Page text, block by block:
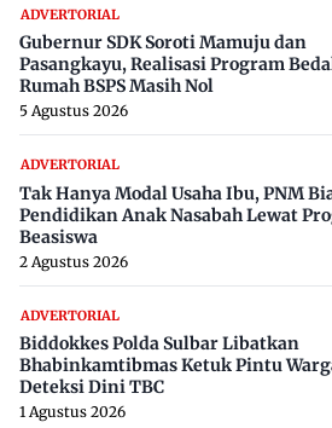
ADVERTORIAL
Gubernur SDK Soroti Mamuju dan
Pasangkayu, Realisasi Program
Rumah BSPS Masih Nol
5 Agustus 2026
ADVERTORIAL
Tak Hanya Modal Usaha Ibu, PNM
Pendidikan Anak Nasabah Lewat
Beasiswa
2 Agustus 2026
ADVERTORIAL
Biddokkes Polda Sulbar Libatkan
Bhabinkamtibmas Ketuk Pintu
Deteksi Dini TBC
1 Agustus 2026